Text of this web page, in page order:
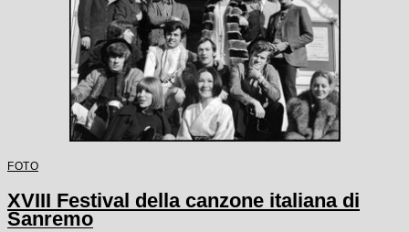
FOTO
XVIII Festival della canzone italiana di
Sanremo